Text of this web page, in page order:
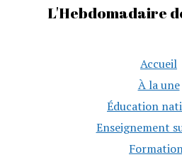
L'Hebdomadaire
Accueil
À la une
Éducation
Enseignement